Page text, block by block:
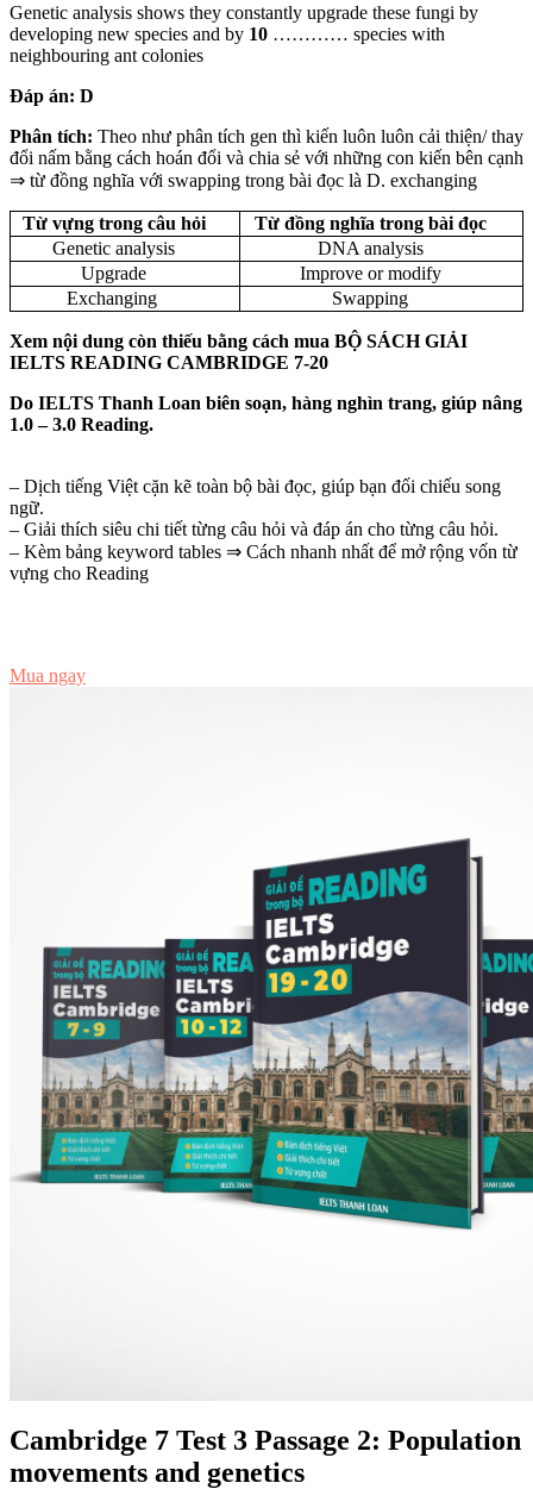
Genetic analysis shows they constantly upgrade these fungi by
developing new species and by 10 ………… species with
neighbouring ant colonies
Đáp án: D
Phân tích: Theo như phân tích gen thì kiến luôn luôn cải thiện/ thay
đổi nấm bằng cách hoán đổi và chia sẻ với những con kiến bên cạnh
⇒ từ đồng nghĩa với swapping trong bài đọc là D. exchanging
Từ vựng trong câu hỏi
Từ đồng nghĩa trong bài đọc
Genetic analysis
DNA analysis
Upgrade
Improve or modify
Exchanging
Swapping
Xem nội dung còn thiếu bằng cách mua BỘ SÁCH GIẢI
IELTS READING CAMBRIDGE 7-20
Do IELTS Thanh Loan biên soạn, hàng nghìn trang, giúp nâng
1.0 – 3.0 Reading.
– Dịch tiếng Việt cặn kẽ toàn bộ bài đọc, giúp bạn đối chiếu song
ngữ.
– Giải thích siêu chi tiết từng câu hỏi và đáp án cho từng câu hỏi.
– Kèm bảng keyword tables ⇒ Cách nhanh nhất để mở rộng vốn từ
vựng cho Reading
Mua ngay
Cambridge 7 Test 3 Passage 2: Population
movements and genetics